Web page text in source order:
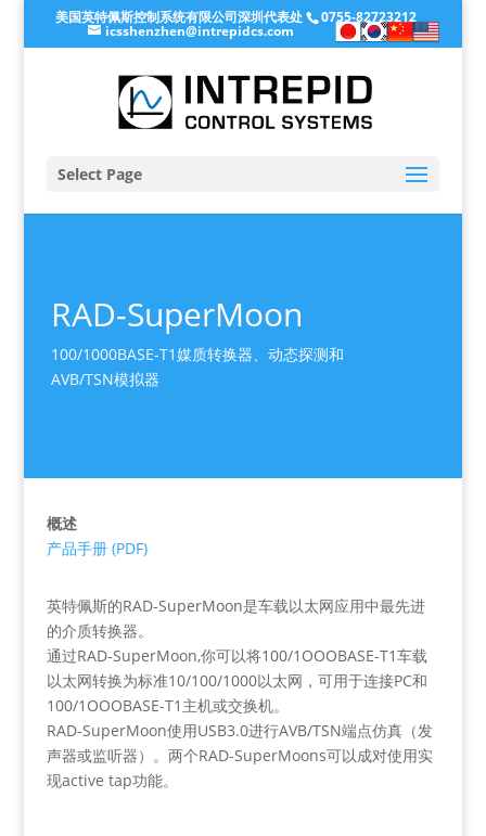
美国英特佩斯控制系统有限公司深圳代表处 0755-82723212
icsshenzhen@intrepidcs.com
Select Page
RAD-SuperMoon
100/1000BASE-T1媒质转换器、动态探测和
AVB/TSN模拟器
概述
产品手册 (PDF)
英特佩斯的RAD-SuperMoon是车载以太网应用中最先进
的介质转换器。
通过RAD-SuperMoon,你可以将100/1OOOBASE-T1车载
以太网转换为标准10/100/1000以太网，可用于连接PC和
100/1OOOBASE-T1主机或交换机。
RAD-SuperMoon使用USB3.0进行AVB/TSN端点仿真（发
声器或监听器）。两个RAD-SuperMoons可以成对使用实
现active tap功能。